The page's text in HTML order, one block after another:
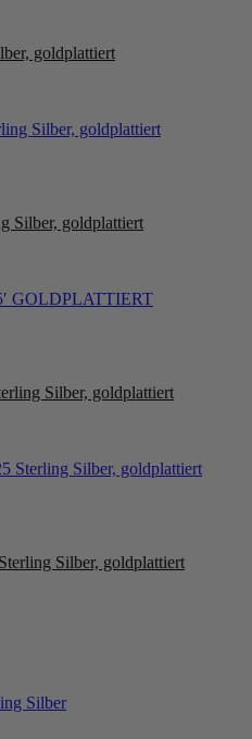
goldplattiert
Silber, goldplattiert
Silber, goldplattiert
Silber, goldplattiert